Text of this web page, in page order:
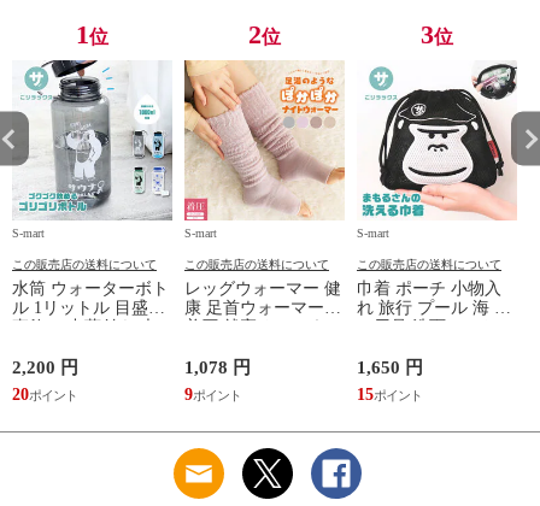
TOPAZ 1410
1位
S-mart
この販売店の送料について
水筒 ウォーターボト
ル 1リットル 目盛り
マイボトル 動物 ア
ニマル ゴリラ ごリ
ラックス ゴリゴリボ
2,200 円
20
2位
S-mart
この販売店の送料について
レッグウォーマー 健
康 足首ウォーマー
ふんわり 足湯のよう
なぽかぽかナイトウ
ォーマー inf-26
1,078 円
9
3位
S-mart
この販売店の送料について
巾着 ポーチ 小物入
れ 旅行 プール 海 バ
サウナ ごリラックス
まもるさんの洗える
巾着 ブラック 黒
1,650 円
15